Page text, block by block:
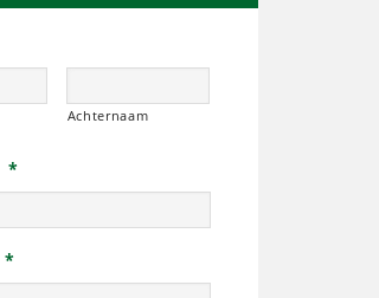
Achternaam
*
*